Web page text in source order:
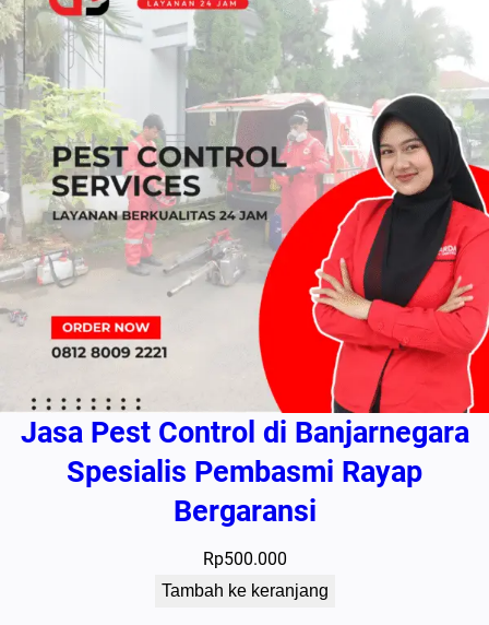
Jasa Pest Control di Banjarnegara
Spesialis Pembasmi Rayap
Bergaransi
Rp500.000
Tambah ke keranjang